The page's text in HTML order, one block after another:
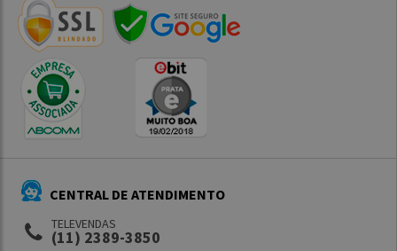
CENTRAL DE ATENDIMENTO
TELEVENDAS
(11) 2389-3850